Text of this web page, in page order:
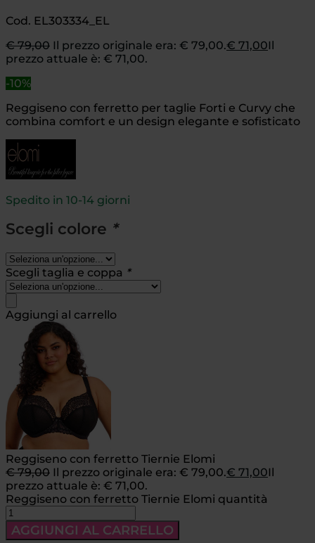
Cod. EL303334_EL
€79,00 Il prezzo originale era: € 79,00.€ 71,00Il
prezzo attuale è: € 71,00.
-10%
Reggiseno con ferretto per taglie Forti e Curvy che
combina comfort e un design elegante e sofisticato
Spedito in 10-14 giorni
Scegli colore *
Scegli taglia e coppa *
Aggiungi al carrello
Reggiseno con ferretto Tiernie Elomi
€79,00 Il prezzo originale era: € 79,00.€ 71,00Il
prezzo attuale è: € 71,00.
Reggiseno con ferretto Tiernie Elomi quantità
AGGIUNGI AL CARRELLO